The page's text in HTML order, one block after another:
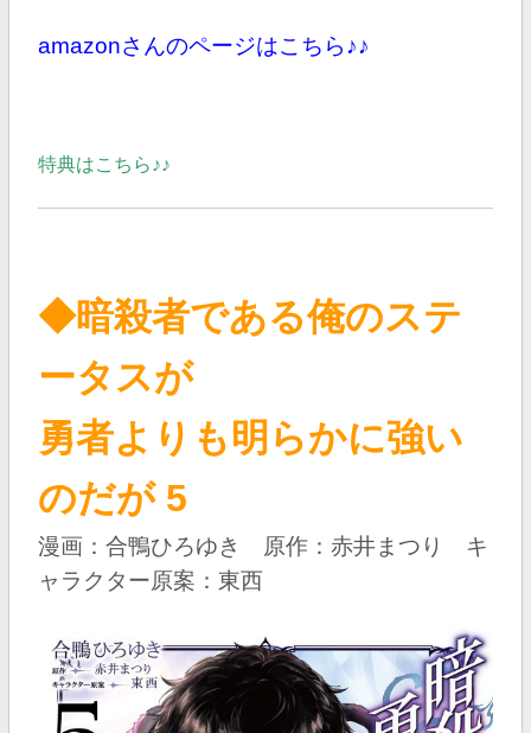
amazonさんのページはこちら♪♪
特典はこちら♪♪
◆暗殺者である俺のステ
ータスが
勇者よりも明らかに強い
のだが 5
漫画：合鴨ひろゆき 原作：赤井まつり キ
ャラクター原案：東西